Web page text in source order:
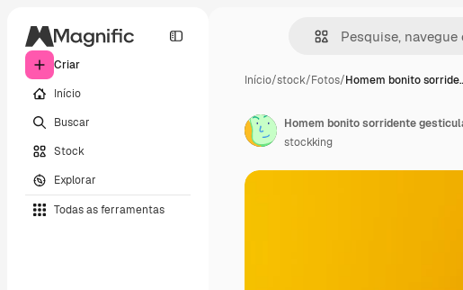
Criar
Início
Buscar
Stock
Explorar
Todas as ferramentas
Início/stock/Fotos/Homem bonito
stockking